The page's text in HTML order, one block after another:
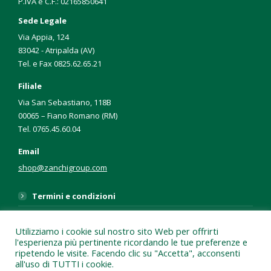
Sede Legale
Via Appia, 124
83042 - Atripalda (AV)
Tel. e Fax 0825.62.65.21
Filiale
Via San Sebastiano, 118B
00065 – Fiano Romano (RM)
Tel. 0765.45.60.04
Email
shop@zanchigroup.com
Termini e condizioni
Cookie Policy
Contatti
Utilizziamo i cookie sul nostro sito Web per offrirti
l'esperienza più pertinente ricordando le tue preferenze e
ripetendo le visite. Facendo clic su "Accetta", acconsenti
all'uso di TUTTI i cookie.